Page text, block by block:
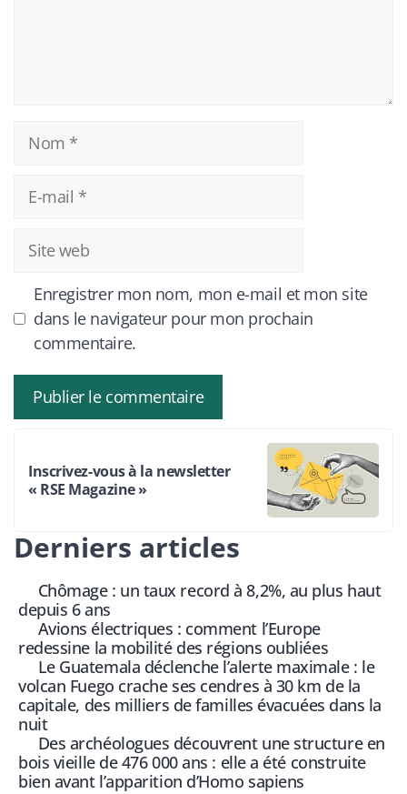
mail
Site
web
Enregistrer mon nom, mon e-mail et mon site
dans le navigateur pour mon prochain
commentaire.
Inscrivez-vous à la newsletter
« RSE Magazine »
Derniers articles
Chômage : un taux record à 8,2%, au plus haut
depuis 6 ans
Avions électriques : comment l’Europe
redessine la mobilité des régions oubliées
Le Guatemala déclenche l’alerte maximale : le
volcan Fuego crache ses cendres à 30 km de la
capitale, des milliers de familles évacuées dans la
nuit
Des archéologues découvrent une structure en
bois vieille de 476 000 ans : elle a été construite
bien avant l’apparition d’Homo sapiens